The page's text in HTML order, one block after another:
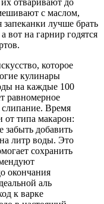
отваривают до
с маслом,
лучше брать
на гарнир годятся
которое
кулинары
на каждые 100
равномерное
слипание. Время
от типа макарон:
добавить
литр воды. Это
сохранить
окончания
аль
к варке